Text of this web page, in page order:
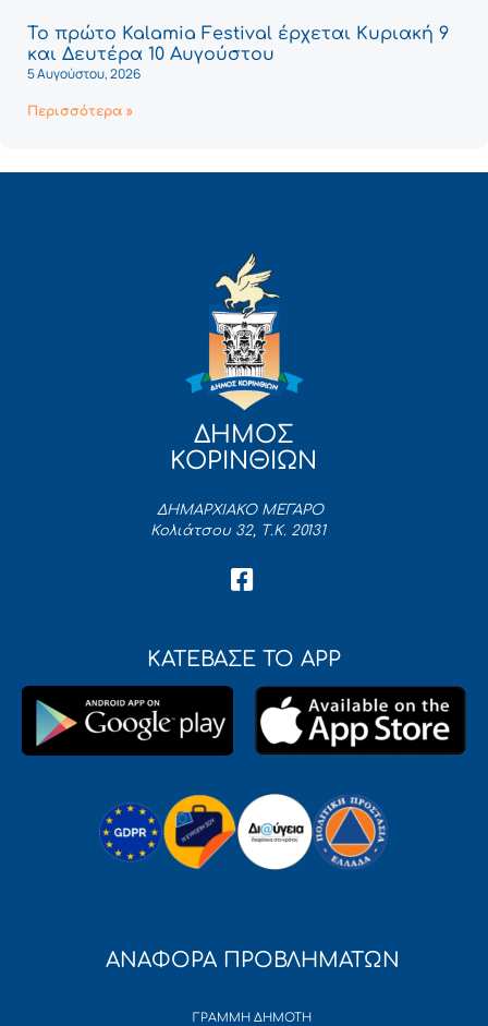
Το πρώτο Kalamia Festival έρχεται Κυριακή 9
και Δευτέρα 10 Αυγούστου
5 Αυγούστου, 2026
Περισσότερα »
ΔΗΜΟΣ
ΚΟΡΙΝΘΙΩΝ
ΔΗΜΑΡΧΙΑΚΟ ΜΕΓΑΡΟ
Κολιάτσου 32, Τ.Κ. 20131
ΚΑΤΕΒΑΣΕ ΤΟ APP
ΑΝΑΦΟΡΑ ΠΡΟΒΛΗΜΑΤΩΝ
ΓΡΑΜΜΗ ΔΗΜΟΤΗ